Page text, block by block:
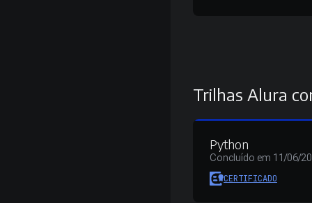
Trilhas Alura
Python
Concluído em 11/06/
CERTIFICADO